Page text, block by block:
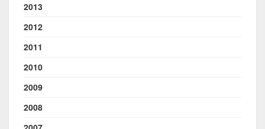
2013
2012
2011
2010
2009
2008